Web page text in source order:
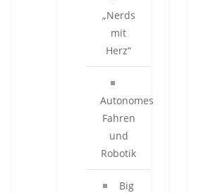
„Nerds
mit
Herz“
Autonomes
Fahren
und
Robotik
Big